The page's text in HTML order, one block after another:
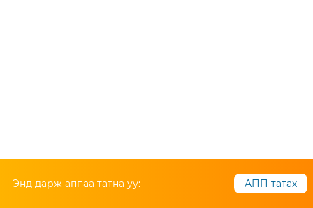
Энд дарж аппаа татна уу: АПП татах